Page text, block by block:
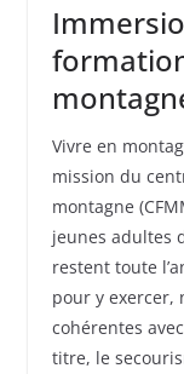
Vivre en
mission du
montagne
jeunes adultes
restent toute
pour y exercer,
cohérentes
titre, le